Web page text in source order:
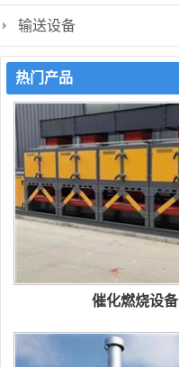
输送设备
热门产品
催化燃烧设备